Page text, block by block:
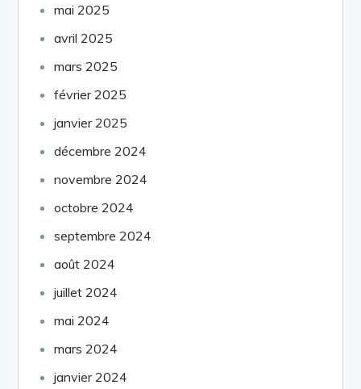
mai 2025
avril 2025
mars 2025
février 2025
janvier 2025
décembre 2024
novembre 2024
octobre 2024
septembre 2024
août 2024
juillet 2024
mai 2024
mars 2024
janvier 2024